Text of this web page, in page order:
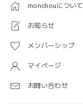
monchouについて
お知らせ
メンバーシップ
マイページ
お問い合わせ